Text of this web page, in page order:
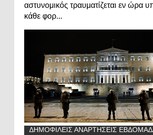
αστυνομικός τραυματίζεται εν ώρα
κάθε φορ...
ΔΗΜΟΦΙΛΕΙΣ ΑΝΑΡΤΗΣΕΙΣ